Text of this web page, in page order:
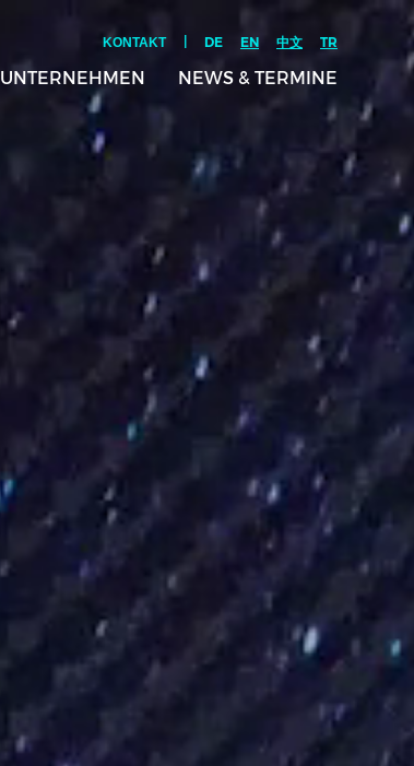
KONTAKT DE EN 中文 TR
UNTERNEHMEN NEWS & TERMINE